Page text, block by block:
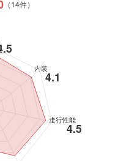
（14件）
内装
4.1
走行性能
4.5